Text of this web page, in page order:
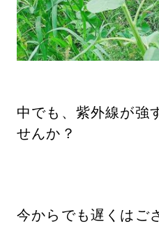
中でも、紫外線が強
せんか？
今からでも遅くはご